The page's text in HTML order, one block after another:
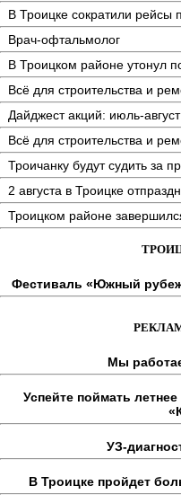
В Троицке сократили
Врач-офтальмолог
В Троицком районе утонул
Всё для строительства и
Дайджест акций: июль-август
Всё для строительства и
Троичанку будут судить за
2 августа в Троицке
Троицком районе
Фестиваль «Южный
Мы
Успейте поймать
УЗ-
В Троицке пройдет